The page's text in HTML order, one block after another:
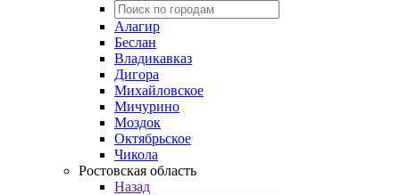
Алагир
Беслан
Владикавказ
Дигора
Михайловское
Мичурино
Моздок
Октябрьское
Чикола
Ростовская область
Назад